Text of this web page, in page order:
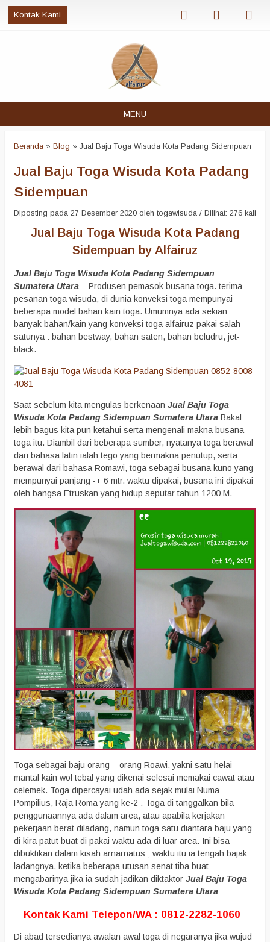
Kontak Kami
MENU
Beranda » Blog » Jual Baju Toga Wisuda Kota Padang Sidempuan
Jual Baju Toga Wisuda Kota Padang
Sidempuan
Diposting pada 27 Desember 2020 oleh togawisuda / Dilihat: 276 kali
Jual Baju Toga Wisuda Kota Padang
Sidempuan by Alfairuz
Jual Baju Toga Wisuda Kota Padang Sidempuan
Sumatera Utara – Produsen pemasok busana toga. terima
pesanan toga wisuda, di dunia konveksi toga mempunyai
beberapa model bahan kain toga. Umumnya ada sekian
banyak bahan/kain yang konveksi toga alfairuz pakai salah
satunya : bahan bestway, bahan saten, bahan beludru, jet-
black.
Saat sebelum kita mengulas berkenaan Jual Baju Toga
Wisuda Kota Padang Sidempuan Sumatera Utara Bakal
lebih bagus kita pun ketahui serta mengenali makna busana
toga itu. Diambil dari beberapa sumber, nyatanya toga berawal
dari bahasa latin ialah tego yang bermakna penutup, serta
berawal dari bahasa Romawi, toga sebagai busana kuno yang
mempunyai panjang -+ 6 mtr. waktu dipakai, busana ini dipakai
oleh bangsa Etruskan yang hidup seputar tahun 1200 M.
Toga sebagai baju orang – orang Roawi, yakni satu helai
mantal kain wol tebal yang dikenai selesai memakai cawat atau
celemek. Toga dipercayai udah ada sejak mulai Numa
Pompilius, Raja Roma yang ke-2 . Toga di tanggalkan bila
penggunaannya ada dalam area, atau apabila kerjakan
pekerjaan berat diladang, namun toga satu diantara baju yang
di kira patut buat di pakai waktu ada di luar area. Ini bisa
dibuktikan dalam kisah arnarnatus ; waktu itu ia tengah bajak
ladangnya, ketika beberapa utusan senat tiba buat
mengabarinya jika ia sudah jadikan diktaktor Jual Baju Toga
Wisuda Kota Padang Sidempuan Sumatera Utara
Kontak Kami Telepon/WA : 0812-2282-1060
Di abad tersedianya awalan awal toga di negaranya jika wujud